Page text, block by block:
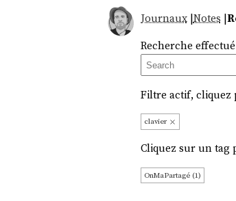
Journaux|Notes |
Recherche
Filtre actif, cliquez
clavier
Cliquez sur un tag
OnMaPartagé (1)